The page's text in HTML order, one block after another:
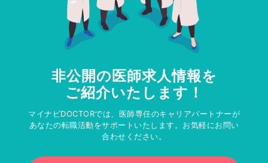
非公開の医師求人情報を
ご紹介いたします！
マイナビDOCTORでは、医師専任のキャリアパートナーが
あなたの転職活動をサポートいたします。お気軽にお問い
合わせください。